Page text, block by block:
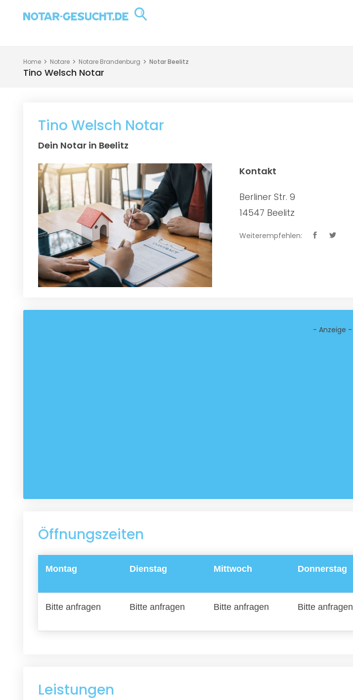
Home Notare Notare Brandenburg Notar Beelitz
Tino Welsch Notar
Tino Welsch Notar
Dein Notar in Beelitz
Kontakt
Berliner Str. 9
14547 Beelitz
Weiterempfehlen:
- Anzeige -
Öffnungszeiten
Montag Dienstag Mittwoch Donnerstag
Bitte anfragen Bitte anfragen Bitte anfragen Bitte anfragen
Leistungen